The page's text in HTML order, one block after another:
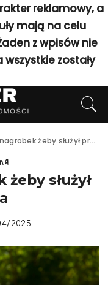
reklamowy, a
mają na celu
z wpisów nie
zostały
żeby służył przez lata
służył
2025